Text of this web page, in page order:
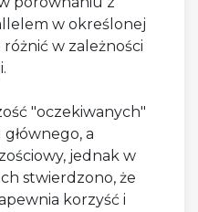
w określonej
w zależności
"oczekiwanych"
a
jednak w
stwierdzono, że
korzyść i